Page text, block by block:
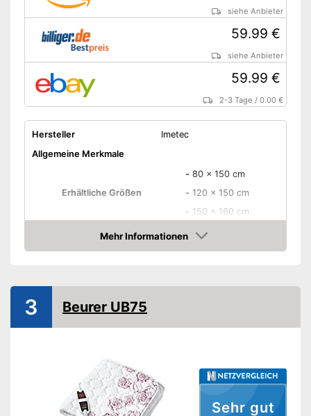
Vorteile
Wurde von OEKO-TEX geprüft
Stromsparend durch Timer-
Benutzung im Dunklen
Keine Rückschaltautomatik
Wurde nicht vom TÜV geprüft
Amazon Lieferzeit
siehe Anbieter
59.99 €
siehe Anbieter
59.99 €
2-3 Tage /0.00 €
Hersteller
Imetec
Allgemeine Merkmale
Erhältliche Größen
- 80 x 150 cm
- 120 x 150 cm
- 150 x 160 cm
Erhältliche Farben
Material Oberseite
Leistung
Anzahl Temperaturstufen
Vorwärmzeit
Schalter abnehmbar
Waschbar
Mehr Informationen
Amazon
Sehr gut
3 Beurer UB75